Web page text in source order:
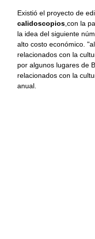
Existió el proyecto de
calidoscopios ,con la
la idea del siguiente
alto costo económico.
relacionados con la
por algunos lugares de
relacionados con la
anual.